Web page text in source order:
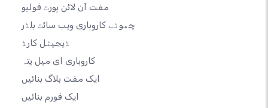
مفت آن لائن پورٹ فولیو
چھوٹے کاروباری ویب سائٹ بلڈر
ڈیجیٹل کارڈ
کاروباری ای میل پتہ
ایک مفت بلاگ بنائیں
ایک فورم بنائیں